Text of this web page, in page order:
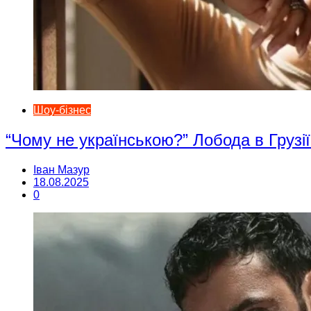
Шоу-бізнес
“Чому не українською?” Лобода в
Іван Мазур
18.08.2025
0